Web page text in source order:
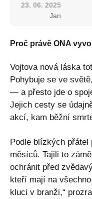
23. 06. 2025
Jan
Proč právě ONA
Vojtova nová láska
Pohybuje se ve
— a přesto jde o
Jejich cesty se
akcí, kam běžní
Podle blízkých přátel
měsíců. Tajili to
ochránit před
kteří mají na
kluci v branži,“